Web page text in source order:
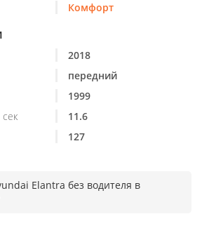
Комфорт
2018
передний
1999
11.6
127
Elantra без водителя в